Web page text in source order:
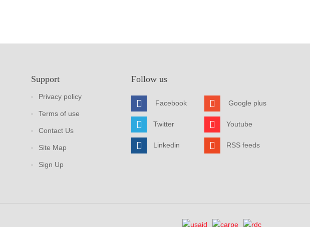
Support
Privacy policy
Terms of use
Contact Us
Site Map
Sign Up
Follow us
Facebook
Twitter
Linkedin
Google plus
Youtube
RSS feeds